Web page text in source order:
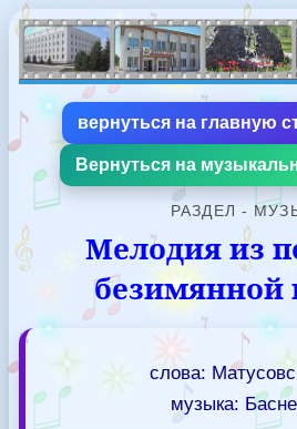
вернуться на главную
Вернуться на
РАЗДЕЛ -
Мелодия из
безимянной
слова:
музыка: